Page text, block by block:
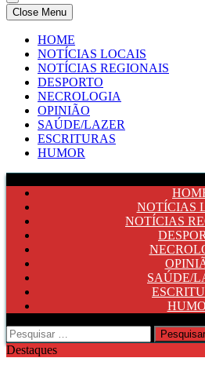
Comercio e Noticias
Notícias e Publicidade Online
Close Menu
HOME
NOTÍCIAS LOCAIS
NOTÍCIAS REGIONAIS
DESPORTO
NECROLOGIA
OPINIÃO
SAÚDE/LAZER
ESCRITURAS
HUMOR
NOTÍCIAS
NOTÍCIAS
SAÚDE/
Pesquisar
por:
Destaques